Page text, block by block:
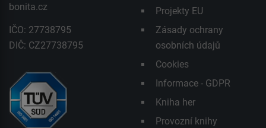
bonita.cz
IČO: 27738795
DIČ: CZ27738795
Projekty EU
Zásady ochrany
osobních údajů
Cookies
Informace - GDPR
Kniha her
Provozní knihy